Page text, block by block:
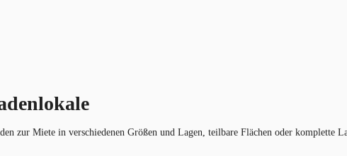
zur Miete in verschiedenen Größen und Lagen, teilbare Flächen oder komplette